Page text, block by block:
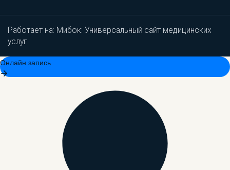
Работает на: Мибок: Универсальный сайт медицинских
услуг